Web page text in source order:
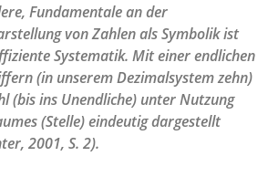
Fundamentale an der
von Zahlen als Symbolik ist
Systematik. Mit einer endlichen
(in unserem Dezimalsystem zehn)
(bis ins Unendliche) unter Nutzung
(Stelle) eindeutig dargestellt
2001, S. 2).